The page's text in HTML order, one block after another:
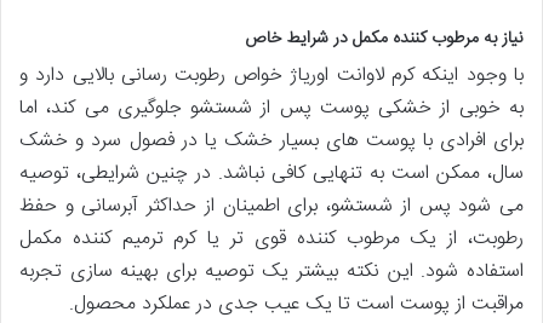
نیاز به مرطوب کننده مکمل در شرایط خاص
با وجود اینکه کرم لاوانت اوریاژ خواص رطوبت رسانی بالایی دارد و
به خوبی از خشکی پوست پس از شستشو جلوگیری می کند، اما
برای افرادی با پوست های بسیار خشک یا در فصول سرد و خشک
سال، ممکن است به تنهایی کافی نباشد. در چنین شرایطی، توصیه
می شود پس از شستشو، برای اطمینان از حداکثر آبرسانی و حفظ
رطوبت، از یک مرطوب کننده قوی تر یا کرم ترمیم کننده مکمل
استفاده شود. این نکته بیشتر یک توصیه برای بهینه سازی تجربه
مراقبت از پوست است تا یک عیب جدی در عملکرد محصول.